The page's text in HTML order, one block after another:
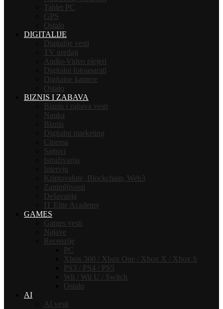
Tablet PC
GPS
Ostalo
DIGITALIJE
Digitalije vesti
TV uređaji
Audio-Video plejeri
Digitalni fotoaparati
Digitalne kamere
Ostalo
BIZNIS I ZABAVA
Biznis i zabava vesti
Nauka
Biznis
Digitalni marketing
Cinema
Sajtovi
Istraživanja
Intervju
Kriptovalute, Blockchain, Web3
Zanimljivosti
Dešavanja
IT Elite Academy
GAMES
Games vesti
Najave
Recenzije
PC
Xbox 360 / Xbox One / Xbox X / Xbox S
PS3 / PS4 / PS5
Wii / Wii U / Switch
Ostalo
AI
AI vesti